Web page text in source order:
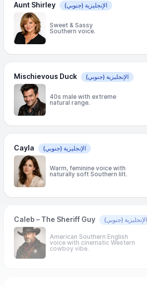
Aunt Shirley الإنجليزية (جنوبي)
Sweet & Sassy
Southern voice.
Mischievous Duck الإنجليزية (جنوبي)
40s male with extreme
natural range.
Cayla الإنجليزية (جنوبي)
Warm, feminine voice with
naturally soft Southern lilt.
Caleb – The Sheriff Guy الإنجليزية (جنوبي)
American Southern English
voice with cinematic Western
cowboy vibe.